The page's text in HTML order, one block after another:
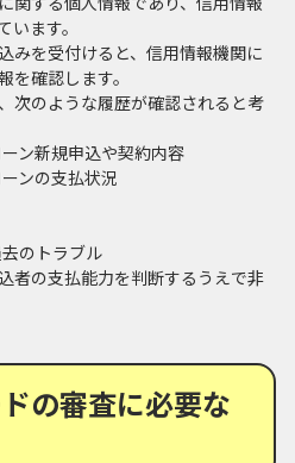
ます。
みを受付けると、信用情報機関に
を確認します。
次のような履歴が確認されると考
ン新規申込や契約内容
ンの支払状況
のトラブル
者の支払能力を判断するうえで非
の審査に必要な